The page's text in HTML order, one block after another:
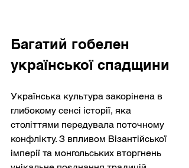
Багатий гобелен
української спадщини
Українська культура закорінена в
глибокому сенсі історії, яка
століттями передувала поточному
конфлікту. З впливом Візантійської
імперії та монгольських вторгнень